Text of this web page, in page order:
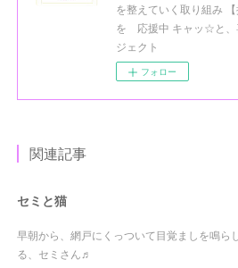
を整えていく取り組み
を 応援中 キャッ☆と
ジェクト
フォロー
関連記事
セミと猫
早朝から、網戸にくっついて目覚ましを鳴ら
る、セミさん♬